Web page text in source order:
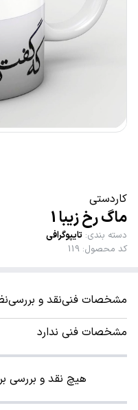
کاردستی
ماگ رخ زیبا 1
دسته بندی: تایپوگرافی
کد محصول:
119
مشخصات فنینقد و بررسی
مشخصات فنی ندارد
هیچ نقد و بررسی